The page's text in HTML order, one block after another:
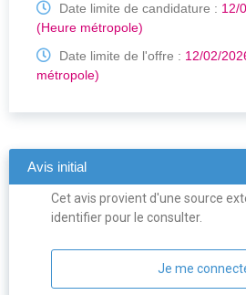
Date limite de candidature : 12/
(Heure métropole)
Date limite de l'offre : 12/02/
métropole)
Avis initial
Cet avis provient d'une source
identifier pour le consulter.
Je me